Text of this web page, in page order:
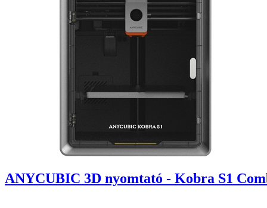
ANYCUBIC 3D nyomtató - Kobra S1